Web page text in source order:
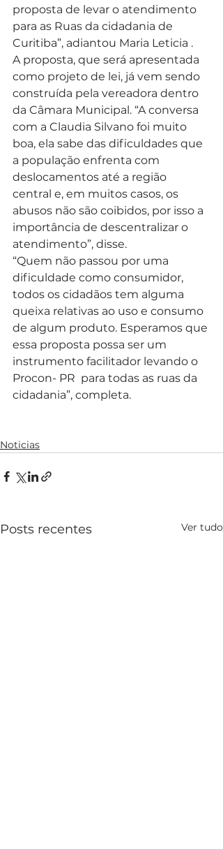
proposta de levar o atendimento
para as Ruas da cidadania de
Curitiba”, adiantou Maria Leticia .
A proposta, que será apresentada
como projeto de lei, já vem sendo
construída pela vereadora dentro
da Câmara Municipal. “A conversa
com a Claudia Silvano foi muito
boa, ela sabe das dificuldades que
a população enfrenta com
deslocamentos até a região
central e, em muitos casos, os
abusos não são coibidos, por isso a
importância de descentralizar o
atendimento”, disse.
“Quem não passou por uma
dificuldade como consumidor,
todos os cidadãos tem alguma
queixa relativas ao uso e consumo
de algum produto. Esperamos que
essa proposta possa ser um
instrumento facilitador levando o
Procon- PR  para todas as ruas da
cidadania”, completa.
Noticias
Posts recentes Ver tudo